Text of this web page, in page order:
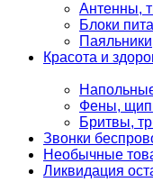
Антенны,
Блоки
Паяльники
Красота и
Фены,
Бритвы,
Звонки
Необычные
Ликвидация